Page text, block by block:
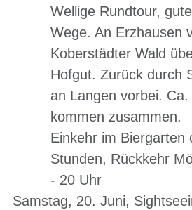
Wellige Rundtour,
Wege. An Erzhausen
Koberstädter Wald
Hofgut. Zurück durch
an Langen vorbei.
kommen zusammen.
Einkehr im
Stunden, Rückkehr
- 20 Uhr
Samstag, 20. Juni,